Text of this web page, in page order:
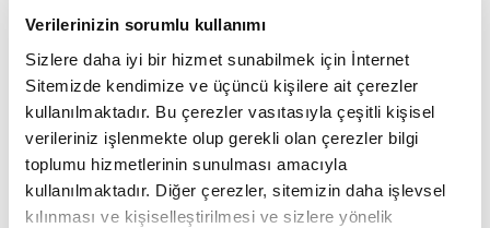
Verilerinizin sorumlu kullanımı
Sizlere daha iyi bir hizmet sunabilmek için İnternet
Sitemizde kendimize ve üçüncü kişilere ait çerezler
kullanılmaktadır. Bu çerezler vasıtasıyla çeşitli kişisel
verileriniz işlenmekte olup gerekli olan çerezler bilgi
toplumu hizmetlerinin sunulması amacıyla
kullanılmaktadır. Diğer çerezler, sitemizin daha işlevsel
kılınması ve kişiselleştirilmesi ve sizlere yönelik
için terleme mekanizmasını kullandığına işaret
eden Prof. Dr. Ek, kaybedilen sıvının yeterince
yerine konulmadığında dolaşım ve ısı düzenleme
mekanizmalarının daha fazla zorlanabileceğini
vurguladı. Çocuklar, ileri yaştaki bireyler ve sıcak
ortamda uzun süre çalışan kişilerin daha dikkatli
olması gerektiğini belirten uzman, sıcak havalarda